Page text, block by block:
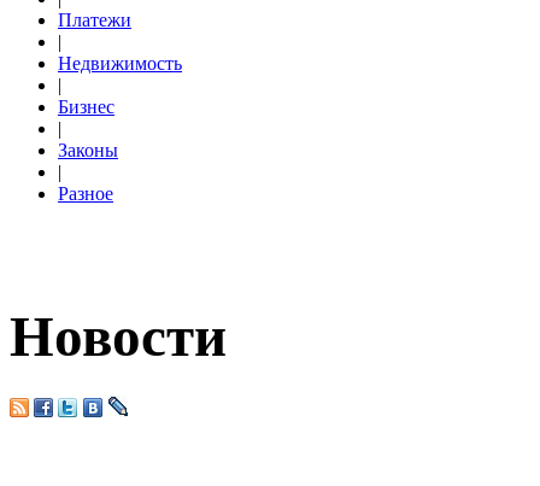
Платежи
|
Недвижимость
|
Бизнес
|
Законы
|
Разное
Новости